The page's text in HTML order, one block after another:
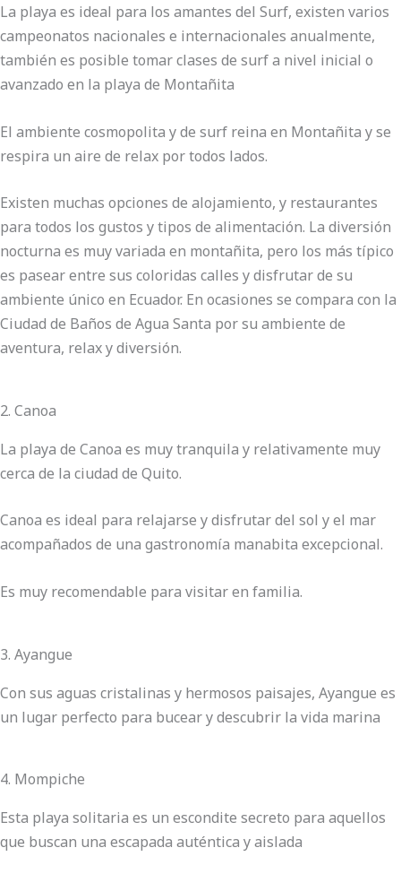
La playa es ideal para los amantes del Surf, existen varios
campeonatos nacionales e internacionales anualmente,
también es posible tomar clases de surf a nivel inicial o
avanzado en la playa de Montañita
El ambiente cosmopolita y de surf reina en Montañita y se
respira un aire de relax por todos lados.
Existen muchas opciones de alojamiento, y restaurantes
para todos los gustos y tipos de alimentación. La diversión
nocturna es muy variada en montañita, pero los más típico
es pasear entre sus coloridas calles y disfrutar de su
ambiente único en Ecuador. En ocasiones se compara con la
Ciudad de Baños de Agua Santa por su ambiente de
aventura, relax y diversión.
2. Canoa
La playa de Canoa es muy tranquila y relativamente muy
cerca de la ciudad de Quito.
Canoa es ideal para relajarse y disfrutar del sol y el mar
acompañados de una gastronomía manabita excepcional.
Es muy recomendable para visitar en familia.
3. Ayangue
Con sus aguas cristalinas y hermosos paisajes, Ayangue es
un lugar perfecto para bucear y descubrir la vida marina
4. Mompiche
Esta playa solitaria es un escondite secreto para aquellos
que buscan una escapada auténtica y aislada